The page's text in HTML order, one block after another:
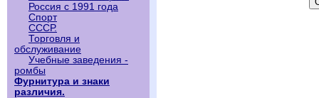
Россия с 1991 года
Спорт
СССР.
Торговля и
обслуживание
Учебные заведения -
ромбы
Фурнитура и знаки
различия.